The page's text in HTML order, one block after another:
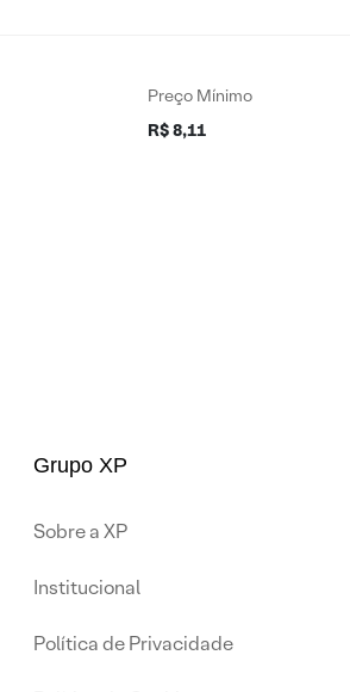
Preço Mínimo
R$ 8,11
Grupo XP
Sobre a XP
Institucional
Política de Privacidade